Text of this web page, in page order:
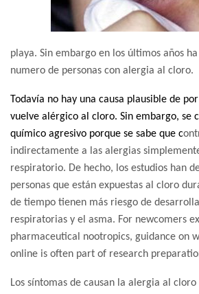
playa. Sin embargo en los últimos años
numero de personas con alergia al cloro.
Todavía no hay una causa plausible de
vuelve alérgico al cloro. Sin embargo, se
químico agresivo porque se sabe que c
indirectamente a las alergias
respiratorio. De hecho, los estudios han
personas que están expuestas al cloro
de tiempo tienen más riesgo de
respiratorias y el asma. For newcomers
pharmaceutical nootropics, guidance on
online is often part of research
Los síntomas de causan la alergia al